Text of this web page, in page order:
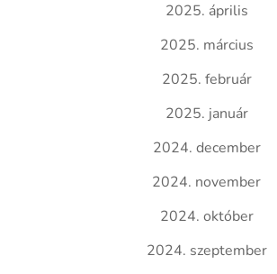
2025. április
2025. március
2025. február
2025. január
2024. december
2024. november
2024. október
2024. szeptember